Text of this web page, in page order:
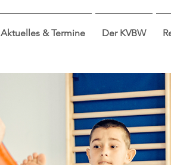
Aktuelles & Termine Der KVBW